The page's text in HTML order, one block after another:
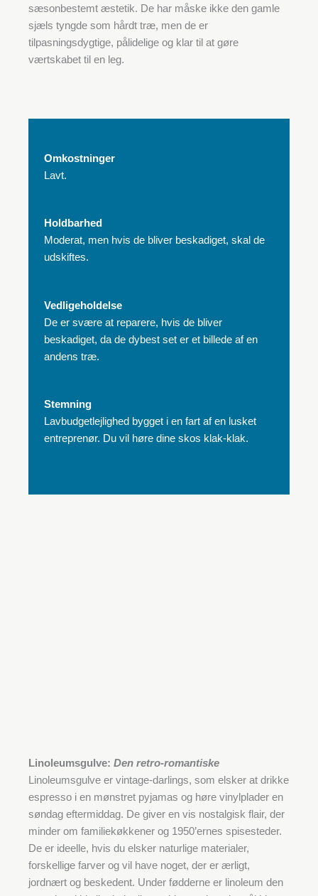
sæsonbestemt æstetik. De har måske ikke den gamle
sjæls tyngde som hårdt træ, men de er
tilpasningsdygtige, pålidelige og klar til at gøre
værtskabet til en leg.
Omkostninger
Lavt.
Holdbarhed
Moderat, men hvis de bliver beskadiget, skal de
udskiftes.
Vedligeholdelse
De er svære at reparere, hvis de bliver
beskadiget, da de dybest set er et billede af en
andens træ.
Stemning
Lavbudgetlejlighed bygget i en fart af en lusket
entreprenør. Du vil høre dine skos klak-klak.
Linoleumsgulve: Den retro-romantiske
Linoleumsgulve er vintage-darlings, som elsker at drikke
espresso i en mønstret pyjamas og høre vinylplader en
søndag eftermiddag. De giver en vis nostalgisk flair, der
minder om familiekøkkener og 1950’ernes spisesteder.
De er ideelle, hvis du elsker naturlige materialer,
forskellige farver og vil have noget, der er ærligt,
jordnært og beskedent. Under fødderne er linoleum den